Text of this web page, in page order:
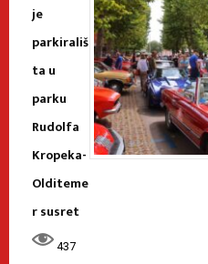
je
parkirališ
ta u
parku
Rudolfa
Kropeka-
Olditeme
r susret
437